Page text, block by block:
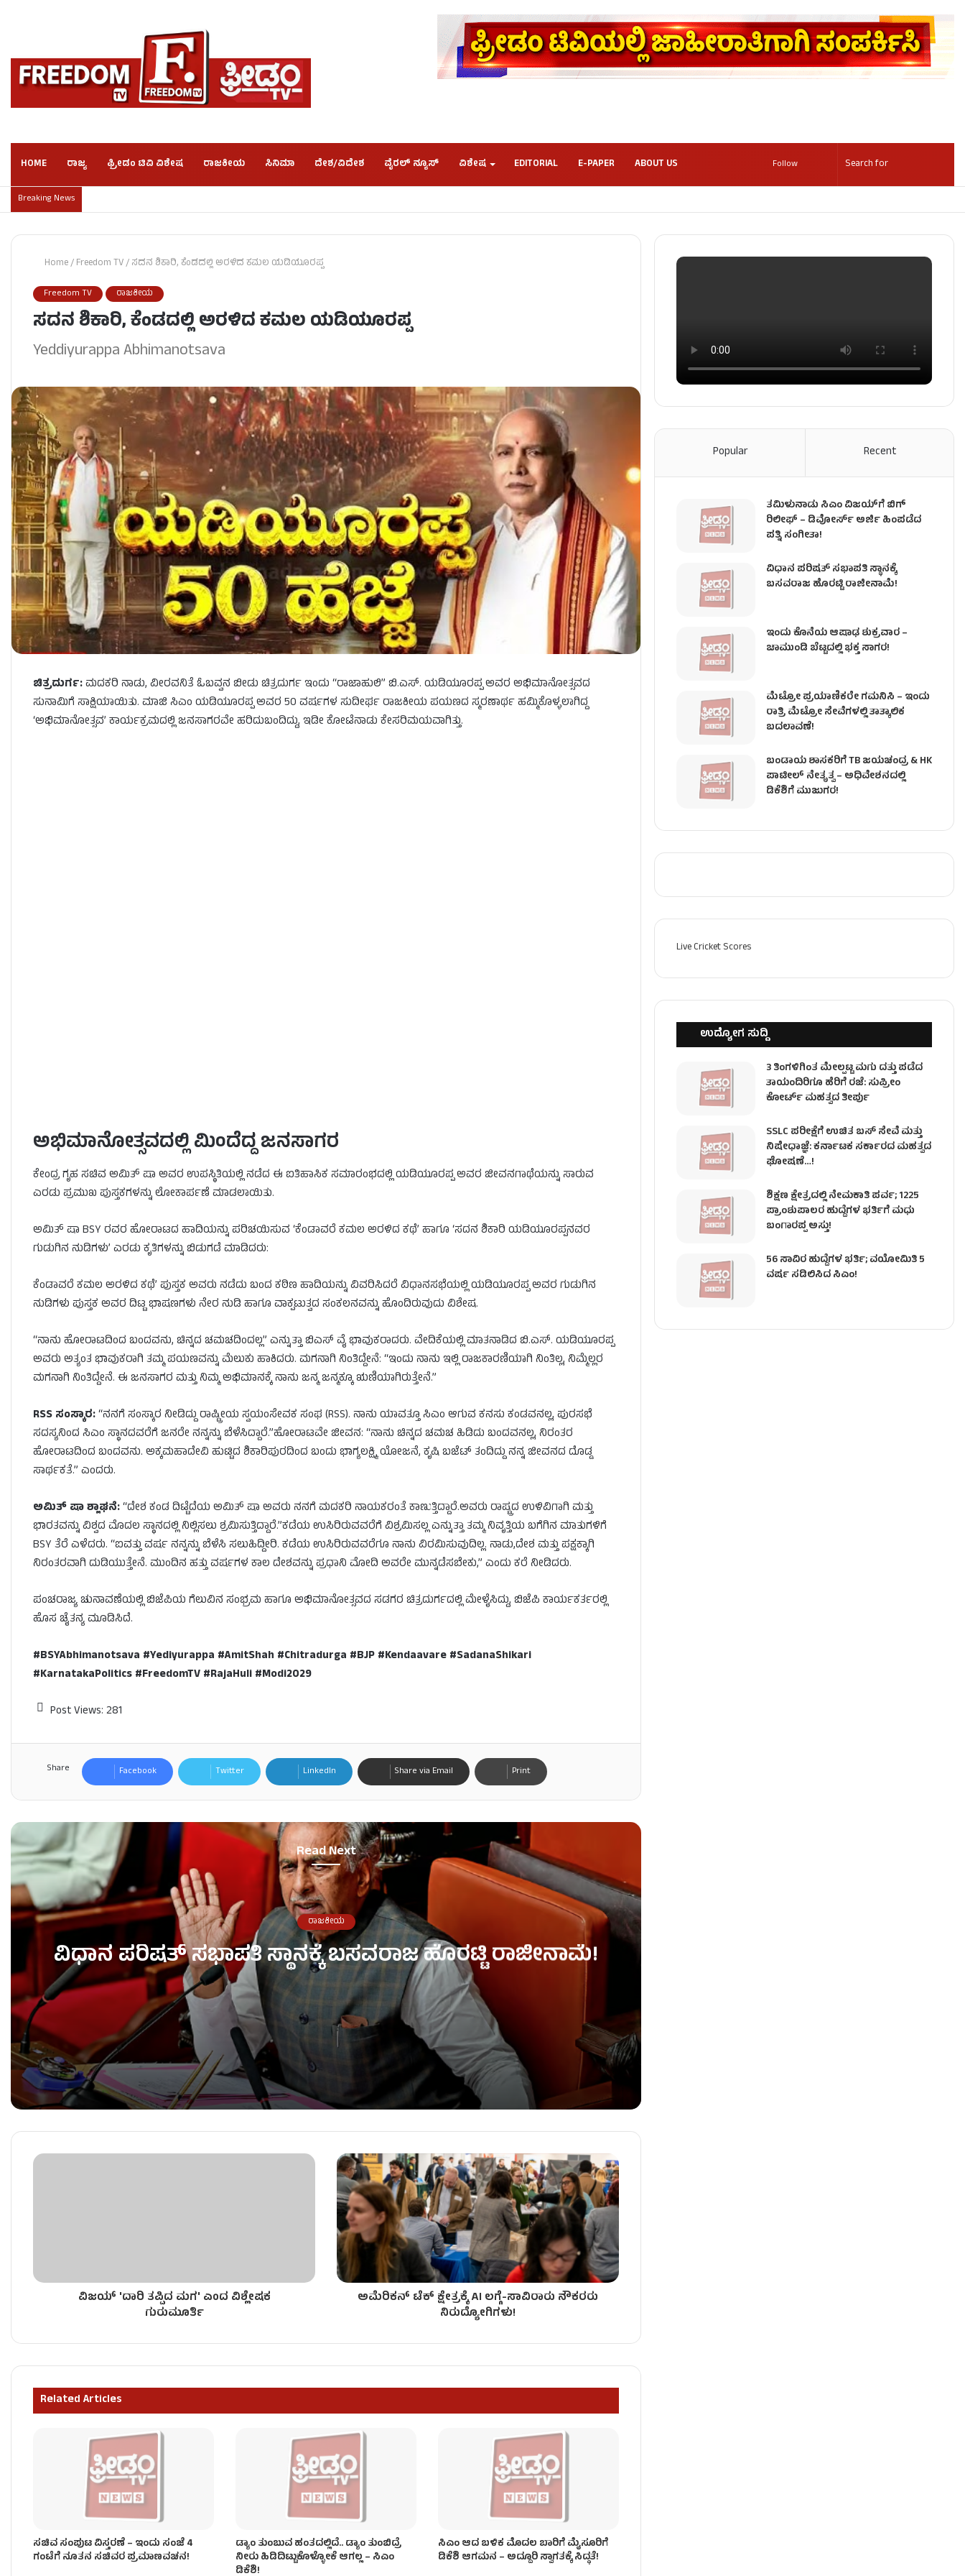
HOME ರಾಜ್ಯ ಫ್ರೀಡಂ ಟಿವಿ ವಿಶೇಷ ರಾಜಕೀಯ ಸಿನಿಮಾ ದೇಶ/ವಿದೇಶ ವೈರಲ್ ನ್ಯೂಸ್ ವಿಶೇಷ EDITORIAL E-PAPER ABOUT US Follow
Breaking News
Home/Freedom TV/ಸದನ ಶಿಕಾರಿ, ಕೆಂಡದಲ್ಲಿ ಅರಳಿದ ಕಮಲ ಯಡಿಯೂರಪ್ಪ
Freedom TV ರಾಜಕೀಯ
ಸದನ ಶಿಕಾರಿ, ಕೆಂಡದಲ್ಲಿ ಅರಳಿದ ಕಮಲ ಯಡಿಯೂರಪ್ಪ
Yeddiyurappa Abhimanotsava
ಚಿತ್ರದುರ್ಗ:ಮದಕರಿ ನಾಡು, ವೀರವನಿತೆ ಓಬವ್ವನ ಬೀಡು ಚಿತ್ರದುರ್ಗ ಇಂದು “ರಾಜಾಹುಲಿ” ಬಿ.ಎಸ್. ಯಡಿಯೂರಪ್ಪ ಅವರ ಅಭಿಮಾನೋತ್ಸವದ
ಸುನಾಮಿಗೆ ಸಾಕ್ಷಿಯಾಯಿತು. ಮಾಜಿ ಸಿಎಂ ಯಡಿಯೂರಪ್ಪ ಅವರ 50 ವರ್ಷಗಳ ಸುದೀರ್ಘ ರಾಜಕೀಯ ಪಯಣದ ಸ್ಮರಣಾರ್ಥ ಹಮ್ಮಿಕೊಳ್ಳಲಾಗಿದ್ದ
‘ಅಭಿಮಾನೋತ್ಸವ’ ಕಾರ್ಯಕ್ರಮದಲ್ಲಿ ಜನಸಾಗರವೇ ಹರಿದುಬಂದಿದ್ದು, ಇಡೀ ಕೋಟೆನಾಡು ಕೇಸರಿಮಯವಾಗಿತ್ತು.
ಅಭಿಮಾನೋತ್ಸವದಲ್ಲಿ ಮಿಂದೆದ್ದ ಜನಸಾಗರ
ಕೇಂದ್ರ ಗೃಹ ಸಚಿವ ಅಮಿತ್ ಷಾ ಅವರ ಉಪಸ್ಥಿತಿಯಲ್ಲಿ ನಡೆದ ಈ ಐತಿಹಾಸಿಕ ಸಮಾರಂಭದಲ್ಲಿ ಯಡಿಯೂರಪ್ಪ ಅವರ ಜೀವನಗಾಥೆಯನ್ನು ಸಾರುವ
ಎರಡು ಪ್ರಮುಖ ಪುಸ್ತಕಗಳನ್ನು ಲೋಕಾರ್ಪಣೆ ಮಾಡಲಾಯಿತು.
ಅಮಿತ್ ಷಾ BSY ರವರ ಹೋರಾಟದ ಹಾದಿಯನ್ನು ಪರಿಚಯಿಸುವ ‘ಕೆಂಡಾವರೆ ಕಮಲ ಅರಳಿದ ಕಥೆ’ ಹಾಗೂ ‘ಸದನ ಶಿಕಾರಿ ಯಡಿಯೂರಪ್ಪನವರ
ಗುಡುಗಿನ ನುಡಿಗಳು’ ಎರಡು ಕೃತಿಗಳನ್ನು ಬಿಡುಗಡೆ ಮಾಡಿದರು:
ಕೆಂಡಾವರೆ ಕಮಲ ಅರಳಿದ ಕಥೆ’ ಪುಸ್ತಕ ಅವರು ನಡೆದು ಬಂದ ಕಠಿಣ ಹಾದಿಯನ್ನು ವಿವರಿಸಿದರೆ ವಿಧಾನಸಭೆಯಲ್ಲಿ ಯಡಿಯೂರಪ್ಪ ಅವರ ಗುಡುಗಿನ
ನುಡಿಗಳು ಪುಸ್ತಕ ಅವರ ದಿಟ್ಟ ಭಾಷಣಗಳು ನೇರ ನುಡಿ ಹಾಗೂ ವಾಕ್ಪಟುತ್ವದ ಸಂಕಲನವನ್ನು ಹೊಂದಿರುವುದು ವಿಶೇಷ.
“ನಾನು ಹೋರಾಟದಿಂದ ಬಂದವನು, ಚಿನ್ನದ ಚಮಚದಿಂದಲ್ಲ” ಎನ್ನುತ್ತಾ ಬಿಎಸ್ ವೈ ಭಾವುಕರಾದರು. ವೇದಿಕೆಯಲ್ಲಿ ಮಾತನಾಡಿದ ಬಿ.ಎಸ್. ಯಡಿಯೂರಪ್ಪ
ಅವರು ಅತ್ಯಂತ ಭಾವುಕರಾಗಿ ತಮ್ಮ ಪಯಣವನ್ನು ಮೆಲುಕು ಹಾಕಿದರು. ಮಗನಾಗಿ ನಿಂತಿದ್ದೇನೆ: “ಇಂದು ನಾನು ಇಲ್ಲಿ ರಾಜಕಾರಣಿಯಾಗಿ ನಿಂತಿಲ್ಲ, ನಿಮ್ಮೆಲ್ಲರ
ಮಗನಾಗಿ ನಿಂತಿದ್ದೇನೆ. ಈ ಜನಸಾಗರ ಮತ್ತು ನಿಮ್ಮ ಅಭಿಮಾನಕ್ಕೆ ನಾನು ಜನ್ಮ ಜನ್ಮಕ್ಕೂ ಋಣಿಯಾಗಿರುತ್ತೇನೆ.”
RSS ಸಂಸ್ಕಾರ:“ನನಗೆ ಸಂಸ್ಕಾರ ನೀಡಿದ್ದು ರಾಷ್ಟ್ರೀಯ ಸ್ವಯಂಸೇವಕ ಸಂಘ (RSS). ನಾನು ಯಾವತ್ತೂ ಸಿಎಂ ಆಗುವ ಕನಸು ಕಂಡವನಲ್ಲ, ಪುರಸಭೆ
ಸದಸ್ಯನಿಂದ ಸಿಎಂ ಸ್ಥಾನದವರೆಗೆ ಜನರೇ ನನ್ನನ್ನು ಬೆಳೆಸಿದ್ದಾರೆ.”ಹೋರಾಟವೇ ಜೀವನ: “ನಾನು ಚಿನ್ನದ ಚಮಚ ಹಿಡಿದು ಬಂದವನಲ್ಲ, ನಿರಂತರ
ಹೋರಾಟದಿಂದ ಬಂದವನು. ಅಕ್ಕಮಹಾದೇವಿ ಹುಟ್ಟಿದ ಶಿಕಾರಿಪುರದಿಂದ ಬಂದು ಭಾಗ್ಯಲಕ್ಷ್ಮಿ ಯೋಜನೆ, ಕೃಷಿ ಬಜೆಟ್ ತಂದಿದ್ದು ನನ್ನ ಜೀವನದ ದೊಡ್ಡ
ಸಾರ್ಥಕತೆ.” ಎಂದರು.
ಅಮಿತ್ ಷಾ ಶ್ಲಾಘನೆ:“ದೇಶ ಕಂಡ ದಿಟ್ಟೆದೆಯ ಅಮಿತ್ ಷಾ ಅವರು ನನಗೆ ಮದಕರಿ ನಾಯಕರಂತೆ ಕಾಣುತ್ತಿದ್ದಾರೆ.ಅವರು ರಾಷ್ಟ್ರದ ಉಳಿವಿಗಾಗಿ ಮತ್ತು
ಭಾರತವನ್ನು ವಿಶ್ವದ ಮೊದಲ ಸ್ಥಾನದಲ್ಲಿ ನಿಲ್ಲಿಸಲು ಶ್ರಮಿಸುತ್ತಿದ್ದಾರೆ.”ಕಡೆಯ ಉಸಿರಿರುವವರೆಗೆ ವಿಶ್ರಮಿಸಲ್ಲ ಎನ್ನುತ್ತಾ ತಮ್ಮ ನಿವೃತ್ತಿಯ ಬಗೆಗಿನ ಮಾತುಗಳಿಗೆ
BSY ತೆರೆ ಎಳೆದರು. “ಐವತ್ತು ವರ್ಷ ನನ್ನನ್ನು ಬೆಳೆಸಿ ಸಲುಹಿದ್ದೀರಿ. ಕಡೆಯ ಉಸಿರಿರುವವರೆಗೂ ನಾನು ವಿರಮಿಸುವುದಿಲ್ಲ. ನಾಡು,ದೇಶ ಮತ್ತು ಪಕ್ಷಕ್ಕಾಗಿ
ನಿರಂತರವಾಗಿ ದುಡಿಯುತ್ತೇನೆ. ಮುಂದಿನ ಹತ್ತು ವರ್ಷಗಳ ಕಾಲ ದೇಶವನ್ನು ಪ್ರಧಾನಿ ಮೋದಿ ಅವರೇ ಮುನ್ನಡೆಸಬೇಕು,” ಎಂದು ಕರೆ ನೀಡಿದರು.
ಪಂಚರಾಜ್ಯ ಚುನಾವಣೆಯಲ್ಲಿ ಬಿಜೆಪಿಯ ಗೆಲುವಿನ ಸಂಭ್ರಮ ಹಾಗೂ ಅಭಿಮಾನೋತ್ಸವದ ಸಡಗರ ಚಿತ್ರದುರ್ಗದಲ್ಲಿ ಮೇಳೈಸಿದ್ದು, ಬಿಜೆಪಿ ಕಾರ್ಯಕರ್ತರಲ್ಲಿ
ಹೊಸ ಚೈತನ್ಯ ಮೂಡಿಸಿದೆ.
#BSYAbhimanotsava #Yediyurappa #AmitShah #Chitradurga #BJP #Kendaavare #SadanaShikari
#KarnatakaPolitics #FreedomTV #RajaHuli #Modi2029
Post Views: 281
Share Facebook Twitter LinkedIn Share via Email Print
Read Next
ರಾಜಕೀಯ
ವಿಧಾನ ಪರಿಷತ್ ಸಭಾಪತಿ ಸ್ಥಾನಕ್ಕೆ ಬಸವರಾಜ ಹೊರಟ್ಟಿ ರಾಜೀನಾಮೆ!
ವಿಧಾನ ಪರಿಷತ್ ಸಭಾಪತಿ ಸ್ಥಾನಕ್ಕೆ ಬಸವರಾಜ ಹೊರಟ್ಟಿ ರಾಜೀನಾಮೆ!
ʻಕೈʼ​ ಪಾಳಯದಲ್ಲಿ ಬಂಡಾಯದ ರೋಷಾಗ್ನಿ – KPCC ಕಚೇರಿ ಎದುರು ಕಾರ್ಯಕರ್ತರ ಹೈಡ್ರಾಮಾ!
ಶಾಸಕರು ರಾಜೀನಾಮೆ ಕೊಟ್ಟರೆ ತಕ್ಷಣವೇ ಅಂಗೀಕಾರ – ಸಿಎಂ ಡಿ.ಕೆ.ಶಿವಕುಮಾರ್ ಖಡಕ್ ವಾರ್ನಿಂಗ್!
ಸಂಪುಟ ವಿಸ್ತರಣೆ ಬೆನ್ನಲ್ಲೇ ʻಕೈʼ ಪಾಳಯದಲ್ಲಿ ಭುಗಿಲೆದ್ದ ಬಂಡಾಯ!
ವಿಜಯ್ 'ದಾರಿ ತಪ್ಪಿದ ಮಗ' ಎಂದ ವಿಶ್ಲೇಷಕ
ಗುರುಮೂರ್ತಿ
ಅಮೆರಿಕನ್ ಟೆಕ್ ಕ್ಷೇತ್ರಕ್ಕೆ AI ಲಗ್ಗೆ-ಸಾವಿರಾರು ನೌಕರರು
ನಿರುದ್ಯೋಗಿಗಳು!
Related Articles
ಸಚಿವ ಸಂಪುಟ ವಿಸ್ತರಣೆ – ಇಂದು ಸಂಜೆ 4
ಗಂಟೆಗೆ ನೂತನ ಸಚಿವರ ಪ್ರಮಾಣವಚನ!
ಡ್ಯಾಂ ತುಂಬುವ ಹಂತದಲ್ಲಿದೆ.. ಡ್ಯಾಂ ತುಂಬಿದ್ರೆ
ನೀರು ಹಿಡಿದಿಟ್ಟುಕೊಳ್ಳೋಕೆ ಆಗಲ್ಲ – ಸಿಎಂ
ಡಿಕೆಶಿ!
ಸಿಎಂ ಆದ ಬಳಿಕ ಮೊದಲ ಬಾರಿಗೆ ಮೈಸೂರಿಗೆ
ಡಿಕೆಶಿ ಆಗಮನ – ಅದ್ದೂರಿ ಸ್ವಾಗತಕ್ಕೆ ಸಿದ್ಧತೆ!
Popular Recent
ತಮಿಳುನಾಡು ಸಿಎಂ ವಿಜಯ್‌ಗೆ ಬಿಗ್
ರಿಲೀಫ್ – ಡಿವೋರ್ಸ್ ಅರ್ಜಿ ಹಿಂಪಡೆದ
ಪತ್ನಿ ಸಂಗೀತಾ!
ವಿಧಾನ ಪರಿಷತ್ ಸಭಾಪತಿ ಸ್ಥಾನಕ್ಕೆ
ಬಸವರಾಜ ಹೊರಟ್ಟಿ ರಾಜೀನಾಮೆ!
ಇಂದು ಕೊನೆಯ ಆಷಾಢ ಶುಕ್ರವಾರ –
ಚಾಮುಂಡಿ ಬೆಟ್ಟದಲ್ಲಿ ಭಕ್ತ ಸಾಗರ!
ಮೆಟ್ರೋ ಪ್ರಯಾಣಿಕರೇ ಗಮನಿಸಿ – ಇಂದು
ರಾತ್ರಿ ಮೆಟ್ರೋ ಸೇವೆಗಳಲ್ಲಿ ತಾತ್ಕಾಲಿಕ
ಬದಲಾವಣೆ!
ಬಂಡಾಯ ಶಾಸಕರಿಗೆ TB ಜಯಚಂದ್ರ & HK
ಪಾಟೀಲ್ ನೇತೃತ್ವ – ಅಧಿವೇಶನದಲ್ಲಿ
ಡಿಕೆಶಿಗೆ ಮುಜುಗರ!
Live Cricket Scores
ಉದ್ಯೋಗ ಸುದ್ದಿ
3 ತಿಂಗಳಿಗಿಂತ ಮೇಲ್ಪಟ್ಟ ಮಗು ದತ್ತು ಪಡೆದ
ತಾಯಂದಿರಿಗೂ ಹೆರಿಗೆ ರಜೆ: ಸುಪ್ರೀಂ
ಕೋರ್ಟ್ ಮಹತ್ವದ ತೀರ್ಪು
SSLC ಪರೀಕ್ಷೆಗೆ ಉಚಿತ ಬಸ್ ಸೇವೆ ಮತ್ತು
ನಿಷೇಧಾಜ್ಞೆ: ಕರ್ನಾಟಕ ಸರ್ಕಾರದ ಮಹತ್ವದ
ಘೋಷಣೆ…!
ಶಿಕ್ಷಣ ಕ್ಷೇತ್ರದಲ್ಲಿ ನೇಮಕಾತಿ ಪರ್ವ; 1225
ಪ್ರಾಂಶುಪಾಲರ ಹುದ್ದೆಗಳ ಭರ್ತಿಗೆ ಮಧು
ಬಂಗಾರಪ್ಪ ಅಸ್ತು!
56 ಸಾವಿರ ಹುದ್ದೆಗಳ ಭರ್ತಿ; ವಯೋಮಿತಿ 5
ವರ್ಷ ಸಡಿಲಿಸಿದ ಸಿಎಂ!